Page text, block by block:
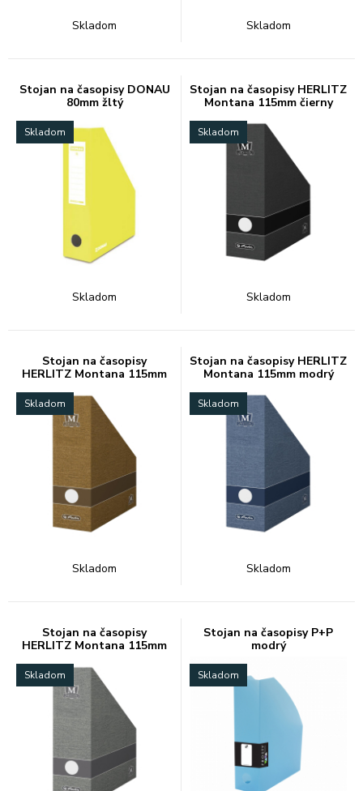
Skladom Skladom
Stojan na časopisy DONAU
80mm žltý
Skladom
Skladom
Stojan na časopisy HERLITZ
Montana 115mm čierny
Skladom
Skladom
Stojan na časopisy
HERLITZ Montana 115mm
Skladom
Skladom
Stojan na časopisy HERLITZ
Montana 115mm modrý
Skladom
Skladom
Stojan na časopisy
HERLITZ Montana 115mm
Skladom
Stojan na časopisy P+P
modrý
Skladom